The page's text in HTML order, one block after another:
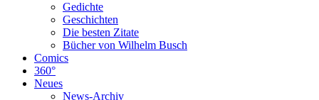
Gedichte
Geschichten
Die besten Zitate
Bücher von Wilhelm Busch
Comics
360°
Neues
News-Archiv